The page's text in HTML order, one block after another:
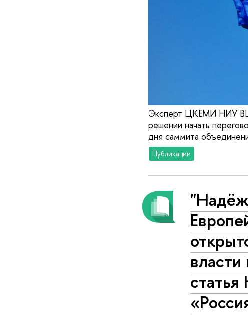
Эксперт ЦКЕМИ НИУ
решении начать
дня саммита
Публикации